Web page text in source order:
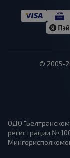
© 2005-
ОДО
регистрации №